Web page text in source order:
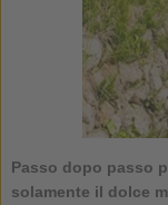
Passo dopo passo
solamente il dolce